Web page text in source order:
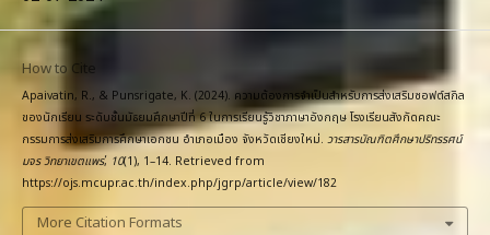
How to Cite
Apaivatin, R., & Punsrigate, K. (2024). ความต้องการจำเป็นสำหรับการส่งเสริมซอฟต์สกิล
ของนักเรียน ระดับชั้นมัธยมศึกษาปีที่ 6 ในการเรียนรู้วิชาภาษาอังกฤษ โรงเรียนสังกัดคณะ
กรรมการส่งเสริมการศึกษาเอกชน อำเภอเมือง จังหวัดเชียงใหม่. วารสารบัณฑิตศึกษาปริทรรศน์
มจร วิทยาเขตแพร่, 10(1), 1–14. Retrieved from
https://ojs.mcupr.ac.th/index.php/jgrp/article/view/182
More Citation Formats